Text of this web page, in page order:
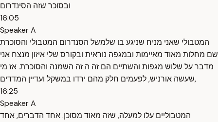
ובסוכר שזה הסינדרום
16:05
Speaker A
המטבולי שאני מניח שניגע בו שלמשל הסנדרום המטבולי והסוכרת
שם מחלות מאוד מאיימות ובמגפה נוראית ובקורס שלי איזון מנצח אני
מדבר על שלוש מגפות והשתיים הם זה ה זה השמנה והסוכרת. אז מי
שעשה אורניש, לפעמים חלק מהם ירדו במשקל ועדיין המדדים,
16:25
Speaker A
המטבוליים עלו למעלה, שזה מאוד מסוכן. אחד הדברים, אחד